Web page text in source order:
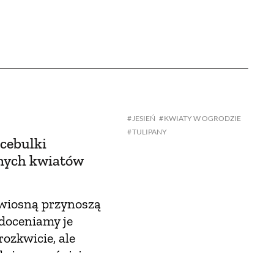
kwiatów
przynoszą
je
ale
JESIEŃ
KWIATY W OGRODZIE
TULIPANY